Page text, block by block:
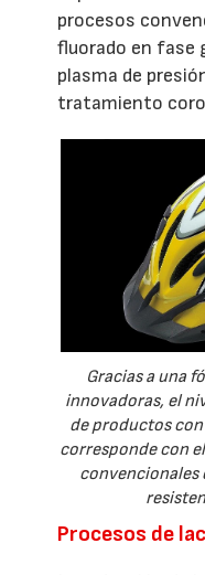
procesos
fluorado en fase
plasma de
tratamiento
Gracias a una
innovadoras, el
de productos con
corresponde con
convencionales
Procesos de